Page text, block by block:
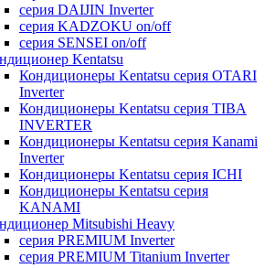
серия DAIJIN Inverter
серия KADZOKU on/off
серия SENSEI on/off
Kentatsu
Кондиционеры Kentatsu серия OTARI
Inverter
Кондиционеры Kentatsu серия TIBA
INVERTER
Кондиционеры Kentatsu серия Kanami
Inverter
Кондиционеры Kentatsu серия ICHI
Кондиционеры Kentatsu серия
KANAMI
Mitsubishi Heavy
серия PREMIUM Inverter
серия PREMIUM Titanium Inverter